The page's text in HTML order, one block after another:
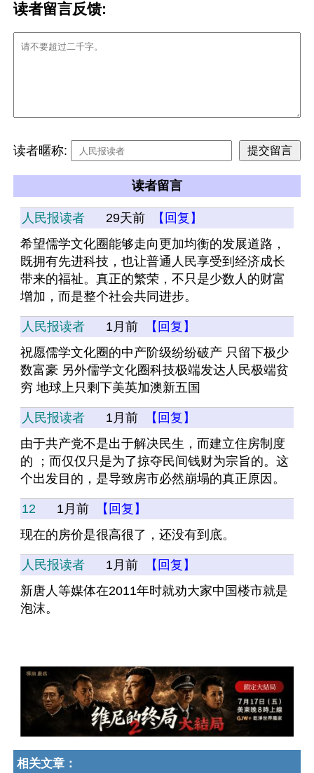
读者留言反馈:
读者暱称:
读者留言
人民报读者 29天前
【回复】
希望儒学文化圈能够走向更加均衡的发展道路，
既拥有先进科技，也让普通人民享受到经济成长
带来的福祉。真正的繁荣，不只是少数人的财富
增加，而是整个社会共同进步。
人民报读者 1月前
【回复】
祝愿儒学文化圈的中产阶级纷纷破产 只留下极少
数富豪 另外儒学文化圈科技极端发达人民极端贫
穷 地球上只剩下美英加澳新五国
人民报读者 1月前
【回复】
由于共产党不是出于解决民生，而建立住房制度
的 ；而仅仅只是为了掠夺民间钱财为宗旨的。这
个出发目的，是导致房市必然崩塌的真正原因。
12 1月前
【回复】
现在的房价是很高很了，还没有到底。
人民报读者 1月前
【回复】
新唐人等媒体在2011年时就劝大家中国楼市就是
泡沫。
相关文章：